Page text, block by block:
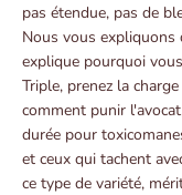
pas étendue, pas de
Nous vous expliquons
explique pourquoi
Triple, prenez la
comment punir
durée pour
et ceux qui tachent
ce type de variété,